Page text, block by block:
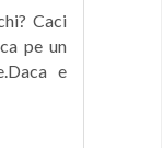
Caci
pe un
e